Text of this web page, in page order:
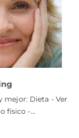
mejor: Dieta - Ver
físico -…